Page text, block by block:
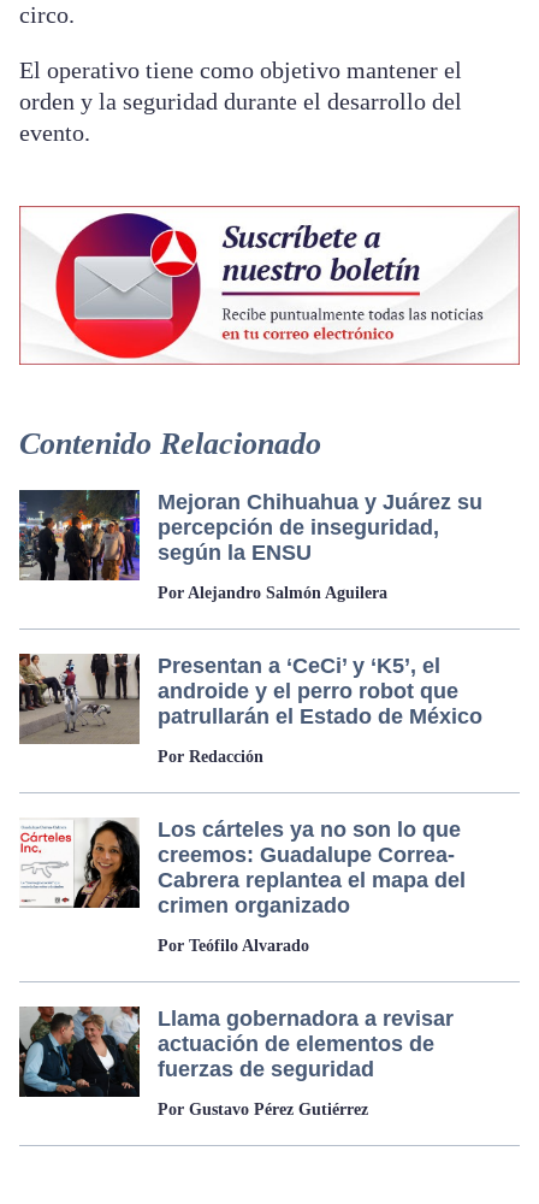
circo.
El operativo tiene como objetivo mantener el
orden y la seguridad durante el desarrollo del
evento.
Contenido Relacionado
Mejoran Chihuahua y Juárez su
percepción de inseguridad,
según la ENSU
Por Alejandro Salmón Aguilera
Presentan a ‘CeCi’ y ‘K5’, el
androide y el perro robot que
patrullarán el Estado de México
Por Redacción
Los cárteles ya no son lo que
creemos: Guadalupe Correa-
Cabrera replantea el mapa del
crimen organizado
Por Teófilo Alvarado
Llama gobernadora a revisar
actuación de elementos de
fuerzas de seguridad
Por Gustavo Pérez Gutiérrez